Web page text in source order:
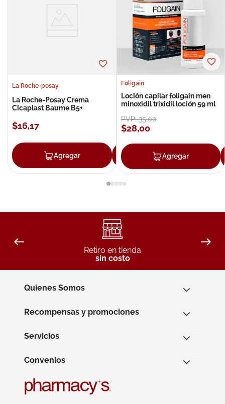
La Roche-posay
La Roche-Posay Crema
Cicaplast Baume B5+
$16,17
Agregar Agregar
Foligain
Loción capilar foligain men
minoxidil trixidil loción 59 ml
PVP:35,00
$28,00
Agregar
Retiro en tienda
sin costo
Quienes Somos
Recompensas y promociones
Servicios
Convenios